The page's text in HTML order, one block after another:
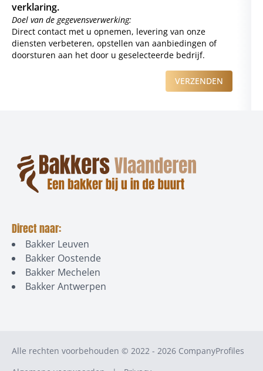
verklaring.
Doel van de gegevensverwerking:
Direct contact met u opnemen, levering van onze
diensten verbeteren, opstellen van aanbiedingen of
doorsturen aan het door u geselecteerde bedrijf.
VERZENDEN
Direct naar:
Bakker Leuven
Bakker Oostende
Bakker Mechelen
Bakker Antwerpen
Alle rechten voorbehouden © 2022 - 2026 CompanyProfiles